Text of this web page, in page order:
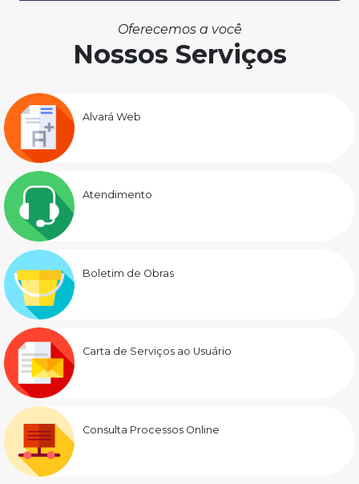
Oferecemos a você
Nossos Serviços
Alvará Web
Atendimento
Boletim de Obras
Carta de Serviços ao Usuário
Consulta Processos Online